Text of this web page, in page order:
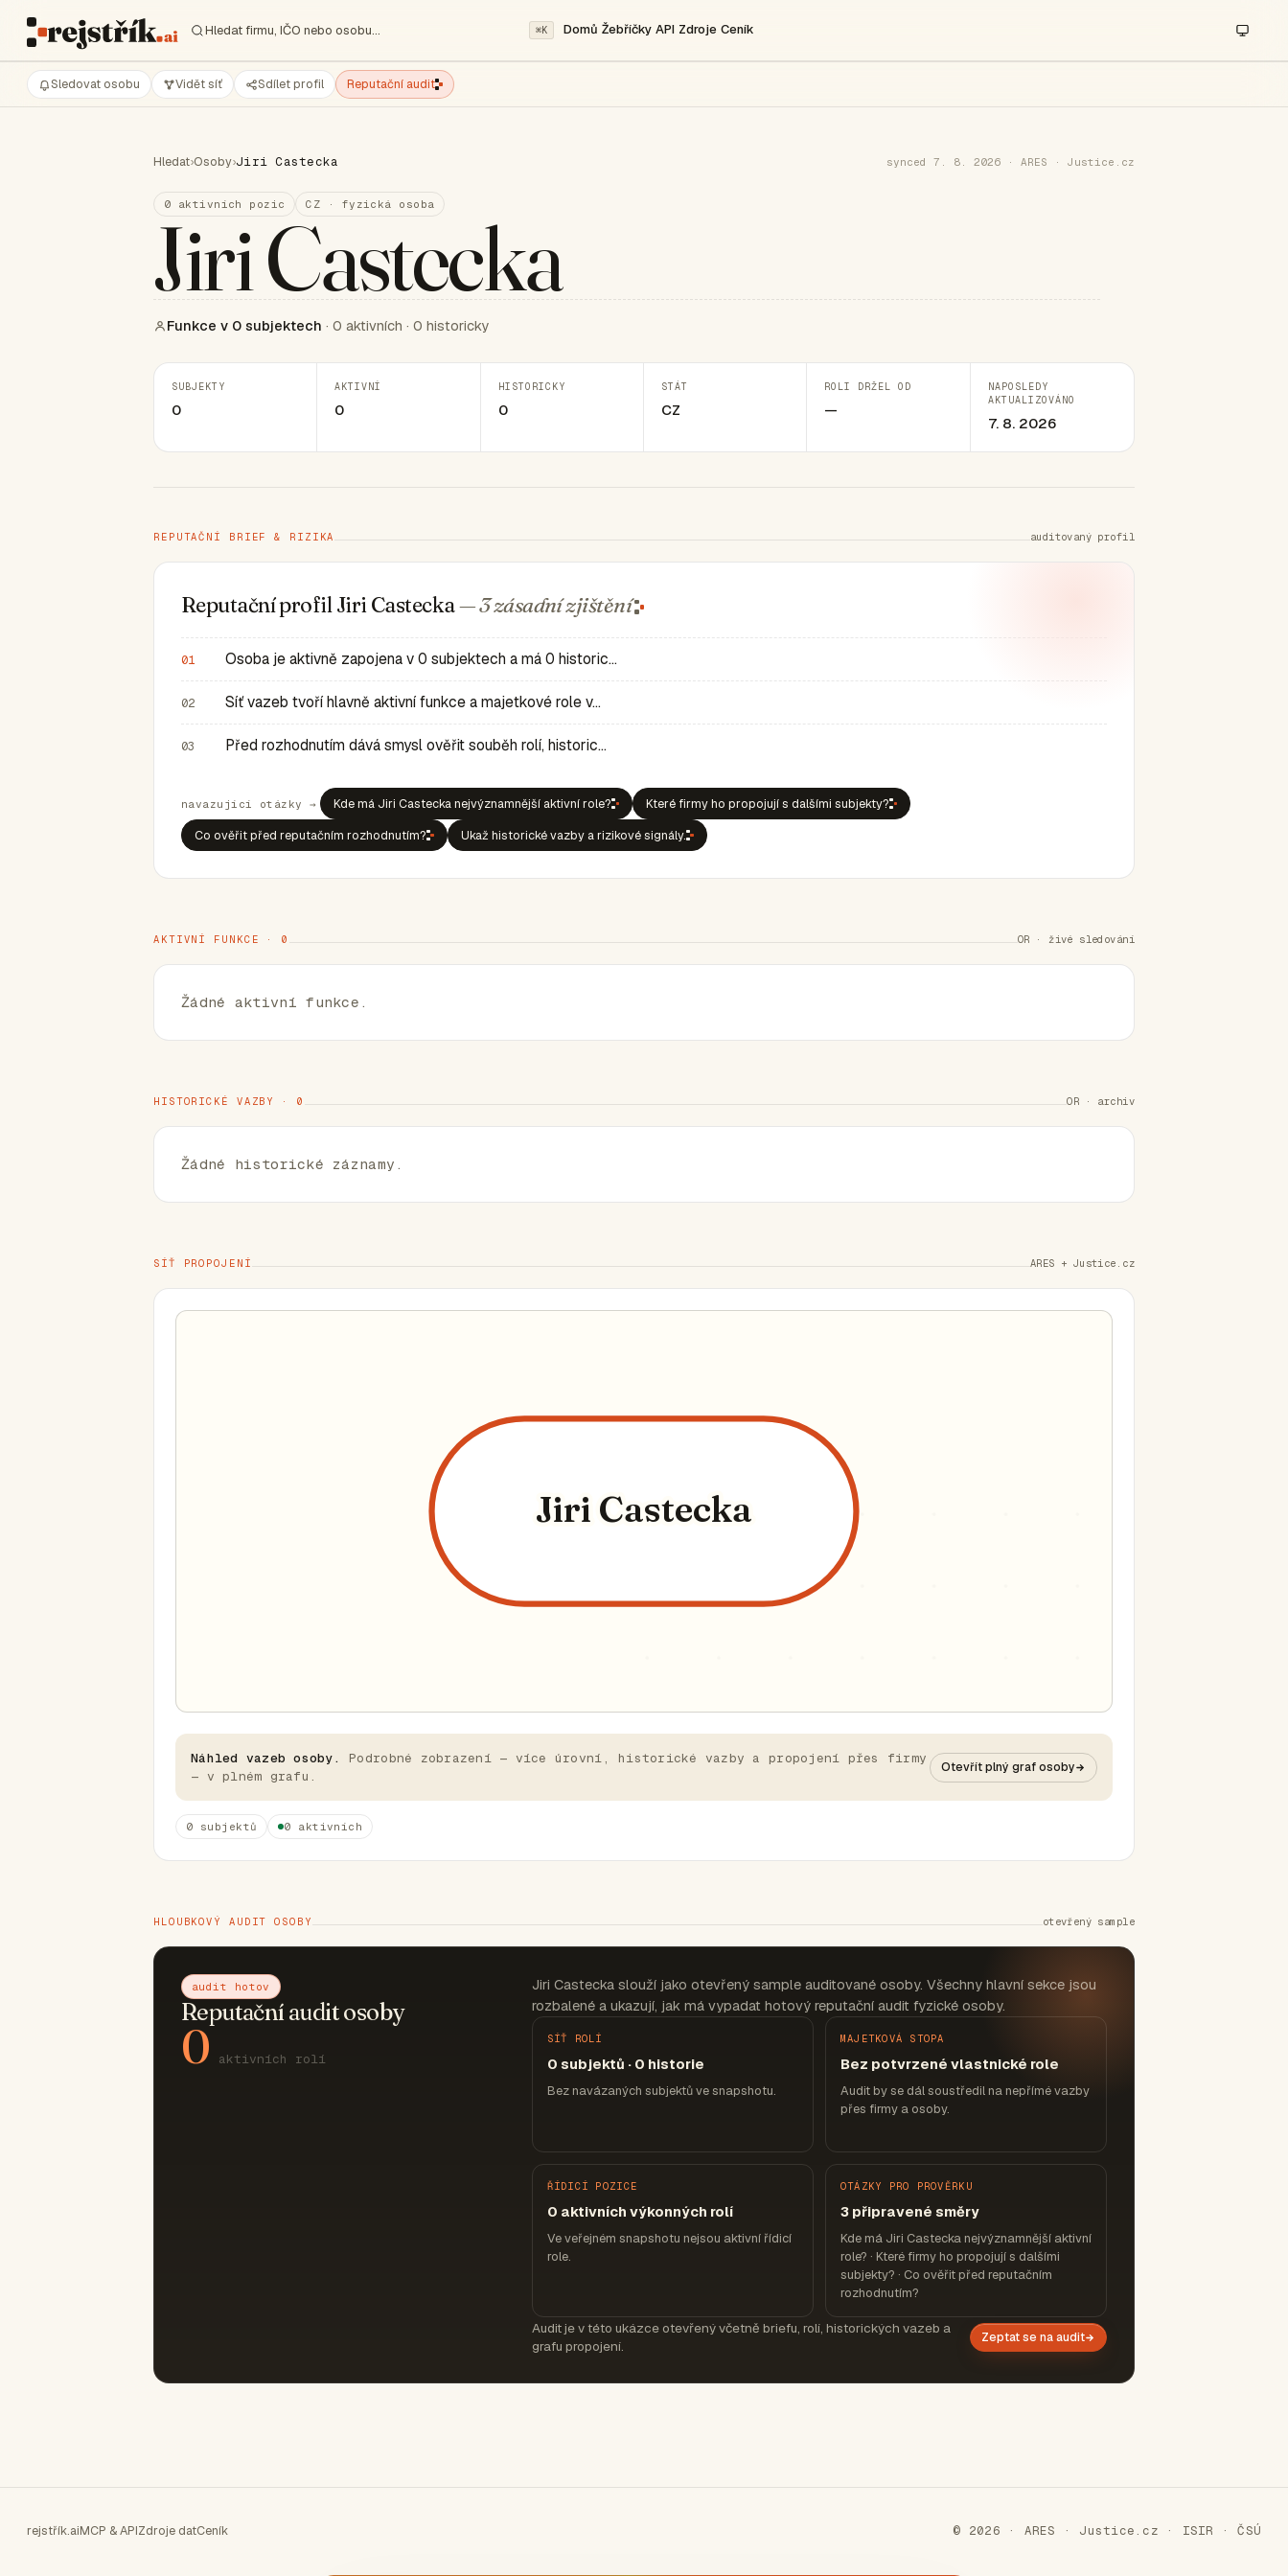
Hledat firmu, IČO nebo osobu… ⌘K Domů Žebříčky API Zdroje Ceník
Sledovat osobu Vidět síť Sdílet profil Reputační audit
Hledat›Osoby›Jiri Castecka synced 7. 8. 2026 · ARES · Justice.cz
0 aktivních pozic CZ · fyzická osoba
Jiri Castecka
Funkce v 0 subjektech · 0 aktivních · 0 historicky
SUBJEKTY
0
AKTIVNÍ
0
HISTORICKY
0
STÁT
CZ
ROLI DRŽEL OD
—
NAPOSLEDY
AKTUALIZOVÁNO
7. 8. 2026
REPUTAČNÍ BRIEF & RIZIKA auditovaný profil
Reputační profil Jiri Castecka— 3 zásadnízjištění
01 Osoba je aktivně zapojena v 0 subjektech a má 0 historic…
02 Síť vazeb tvoří hlavně aktivní funkce a majetkové role v…
03 Před rozhodnutím dává smysl ověřit souběh rolí, historic…
navazující otázky → Kde má Jiri Castecka nejvýznamnější aktivní role?
Které firmy ho propojují s dalšími subjekty?
Co ověřit před reputačním rozhodnutím?
Ukaž historické vazby a rizikové signály.
AKTIVNÍ FUNKCE · 0 OR · živé sledování
Žádné aktivní funkce.
HISTORICKÉ VAZBY · 0 OR · archiv
Žádné historické záznamy.
SÍŤ PROPOJENÍ ARES + Justice.cz
Jiri Castecka
Náhled vazeb osoby.
Podrobné zobrazení — více úrovní, historické vazby a propojení přes firmy
— v plném grafu.
Otevřít plný graf osoby
0 subjektů 0 aktivních
HLOUBKOVÝ AUDIT OSOBY otevřený sample
audit hotov
Reputační audit osoby
0 aktivních rolí
Jiri Castecka slouží jako otevřený sample auditované osoby. Všechny hlavní sekce jsou
rozbalené a ukazují, jak má vypadat hotový reputační audit fyzické osoby.
SÍŤ ROLÍ
0 subjektů · 0 historie
Bez navázaných subjektů ve snapshotu.
MAJETKOVÁ STOPA
Bez potvrzené vlastnické role
Audit by se dál soustředil na nepřímé vazby
přes firmy a osoby.
ŘÍDICÍ POZICE
0 aktivních výkonných rolí
Ve veřejném snapshotu nejsou aktivní řídicí
role.
OTÁZKY PRO PROVĚRKU
3 připravené směry
Kde má Jiri Castecka nejvýznamnější aktivní
role? · Které firmy ho propojují s dalšími
subjekty? · Co ověřit před reputačním
rozhodnutím?
Audit je v této ukázce otevřený včetně briefu, rolí, historických vazeb a
grafu propojení.
Zeptat se na audit
rejstřík.aiMCP & APIZdroje datCeník © 2026 · ARES · Justice.cz · ISIR · ČSÚ